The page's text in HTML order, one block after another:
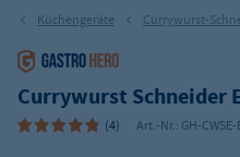
Küchengeräte Currywurst-
Currywurst Schneider
(4) Art.-Nr.: GH-CWSE-